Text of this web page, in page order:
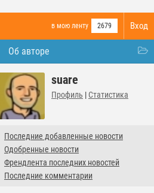
Вход
в мою ленту 2679
Об авторе
suare
Профиль | Статистика
Последние добавленные новости
Одобренные новости
Френдлента последних новостей
Последние комментарии